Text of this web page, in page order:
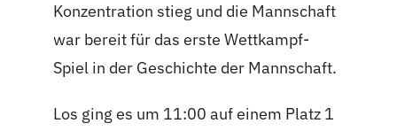
Konzentration stieg und die Mannschaft
war bereit für das erste Wettkampf-
Spiel in der Geschichte der Mannschaft.
Los ging es um 11:00 auf einem Platz 1